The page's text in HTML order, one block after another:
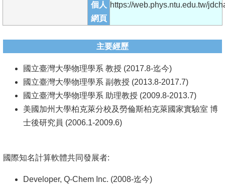
及
課
程
務
系
個人
網頁
https://web.phys.ntu.edu.tw/
主要經歷
國立臺灣大學物理學系 教授 (2017.8-迄今)
國立臺灣大學物理學系 副教授 (2013.8-2017.7)
國立臺灣大學物理學系 助理教授 (2009.8-2013.7)
美國加州大學柏克萊分校及勞倫斯柏克萊國家實驗室 博
士後研究員 (2006.1-2009.6)
國際知名計算軟體共同發展者:
Developer, Q-Chem Inc. (2008-迄今)